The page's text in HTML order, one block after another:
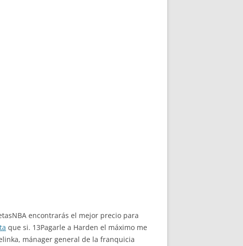
encontrarás el mejor precio para
que si. 13Pagarle a Harden el máximo me
mánager general de la franquicia